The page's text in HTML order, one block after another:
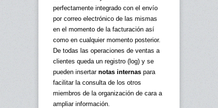
perfectamente integrado con el envío
por correo electrónico de las mismas
en el momento de la facturación así
como en cualquier momento posterior.
De todas las operaciones de ventas a
clientes queda un registro (log) y se
pueden insertar notas internas para
facilitar la consulta de los otros
miembros de la organización de cara a
ampliar información.